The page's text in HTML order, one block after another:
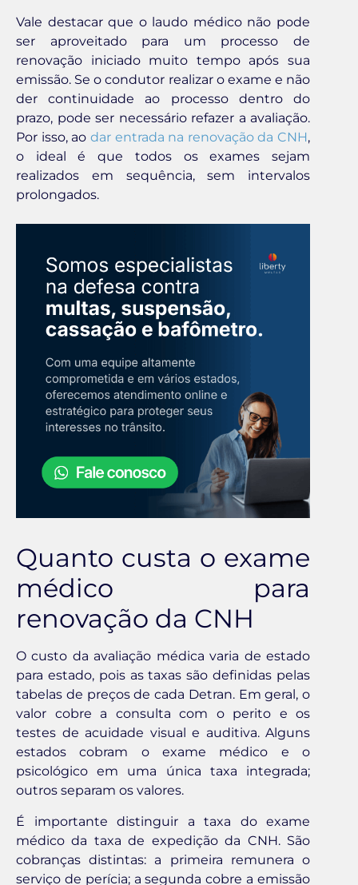
Vale destacar que o laudo médico não pode
ser aproveitado para um processo de
renovação iniciado muito tempo após sua
emissão. Se o condutor realizar o exame e não
der continuidade ao processo dentro do
prazo, pode ser necessário refazer a avaliação.
Por isso, ao dar entrada na renovação da CNH,
o ideal é que todos os exames sejam
realizados em sequência, sem intervalos
prolongados.
Quanto custa o exame
médico para
renovação da CNH
O custo da avaliação médica varia de estado
para estado, pois as taxas são definidas pelas
tabelas de preços de cada Detran. Em geral, o
valor cobre a consulta com o perito e os
testes de acuidade visual e auditiva. Alguns
estados cobram o exame médico e o
psicológico em uma única taxa integrada;
outros separam os valores.
É importante distinguir a taxa do exame
médico da taxa de expedição da CNH. São
cobranças distintas: a primeira remunera o
serviço de perícia; a segunda cobre a emissão